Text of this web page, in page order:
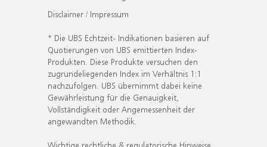
Disclaimer / Impressum
* Die UBS Echtzeit- Indikationen basieren auf
Quotierungen von UBS emittierten Index-
Produkten. Diese Produkte versuchen den
zugrundeliegenden Index im Verhältnis 1:1
nachzufolgen. UBS übernimmt dabei keine
Gewährleistung für die Genauigkeit,
Vollständigkeit oder Angemessenheit der
angewandten Methodik.